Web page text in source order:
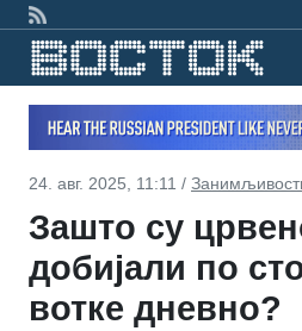
24. авг. 2025, 11:11 /
Зашто су
добијали по
вотке дневно?